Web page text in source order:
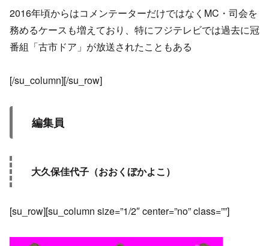
2016年頃からはコメンテーターだけではなくMC・司会を
務めるケースも増えており、特にフジテレビでは過去に冠
番組「古市ドア」が放送されたこともある
[/su_column][/su_row]
編集員
大久保佳代子（おおくぼかよこ）
[su_row][su_column size=”1/2″ center=”no” class=””]